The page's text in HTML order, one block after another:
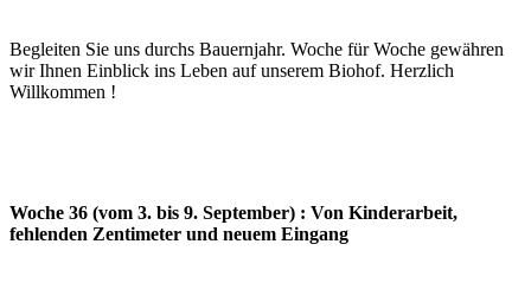
Begleiten Sie uns durchs Bauernjahr. Woche für Woche gewähren
wir Ihnen Einblick ins Leben auf unserem Biohof. Herzlich
Willkommen !
Woche 36 (vom 3. bis 9. September) : Von Kinderarbeit,
fehlenden Zentimeter und neuem Eingang